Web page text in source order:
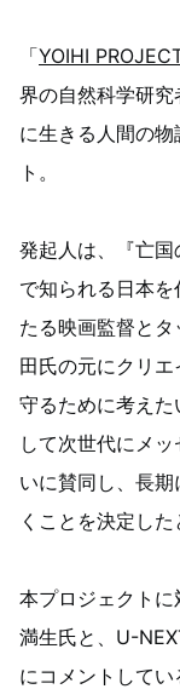
「YOIHI
界の自然科学研究
に生きる人間の
ト。
発起人は、『亡
で知られる日本
たる映画監督と
田氏の元にクリ
守るために考え
して次世代にメ
いに賛同し、長
くことを決定した
本プロジェクトに
満生氏と、U-
にコメントしてい